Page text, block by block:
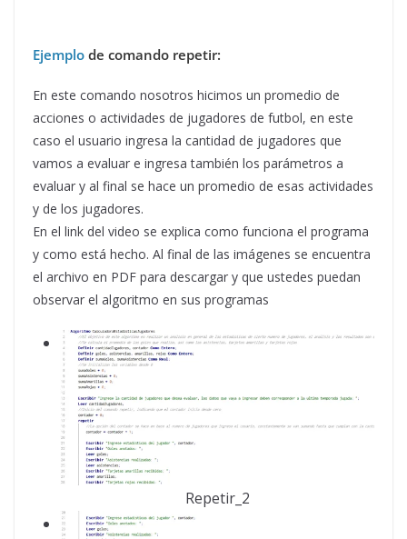
Ejemplo de comando repetir:
En este comando nosotros hicimos un promedio de
acciones o actividades de jugadores de futbol, en este
caso el usuario ingresa la cantidad de jugadores que
vamos a evaluar e ingresa también los parámetros a
evaluar y al final se hace un promedio de esas actividades
y de los jugadores.
En el link del video se explica como funciona el programa
y como está hecho. Al final de las imágenes se encuentra
el archivo en PDF para descargar y que ustedes puedan
observar el algoritmo en sus programas
Repetir_2